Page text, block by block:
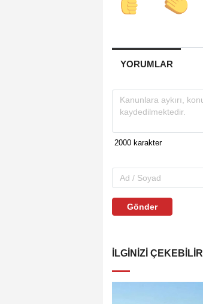
YORUMLAR
Gönder
İLGINIZI ÇEKEBILIR